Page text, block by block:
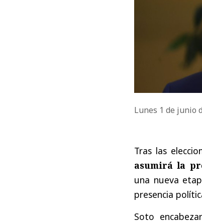
Lunes 1 de junio
Tras las
asumirá la
una nueva
presencia
Soto